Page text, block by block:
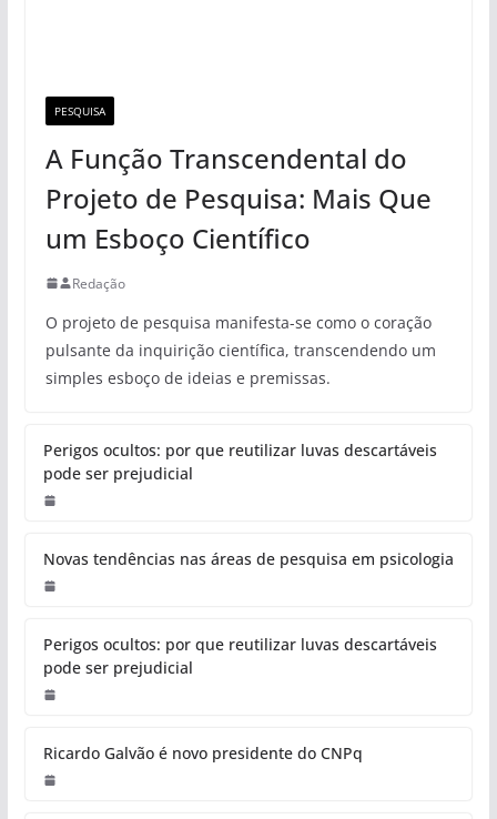
PESQUISA
A Função Transcendental do
Projeto de Pesquisa: Mais Que
um Esboço Científico
Redação
O projeto de pesquisa manifesta-se como o coração
pulsante da inquirição científica, transcendendo um
simples esboço de ideias e premissas.
Perigos ocultos: por que reutilizar luvas descartáveis
pode ser prejudicial
Novas tendências nas áreas de pesquisa em psicologia
Perigos ocultos: por que reutilizar luvas descartáveis
pode ser prejudicial
Ricardo Galvão é novo presidente do CNPq